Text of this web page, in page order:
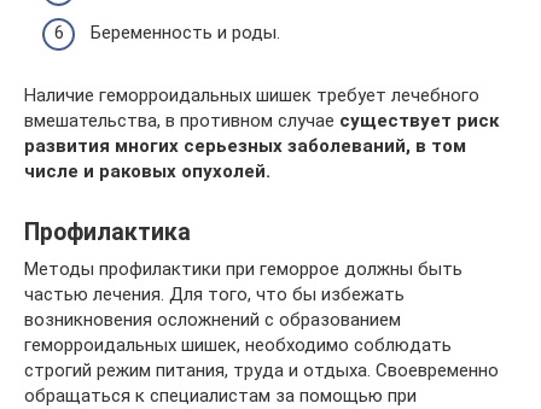
Беременность и роды.
Наличие геморроидальных шишек требует лечебного
вмешательства, в противном случае существует риск
развития многих серьезных заболеваний, в том
числе и раковых опухолей.
Профилактика
Методы профилактики при геморрое должны быть
частью лечения. Для того, что бы избежать
возникновения осложнений с образованием
геморроидальных шишек, необходимо соблюдать
строгий режим питания, труда и отдыха. Своевременно
обращаться к специалистам за помощью при